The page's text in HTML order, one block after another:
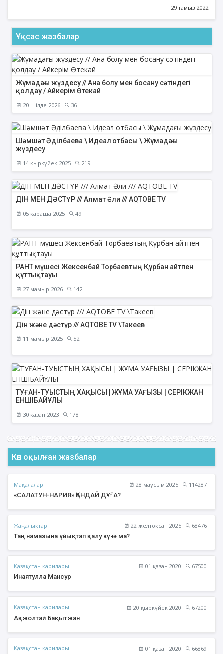
29 тамыз 2022
Ұқсас жазбалар
Жұмадағы жүздесу // Ана болу мен босану сәтіндегі
қолдау / Айкерім Өтекай
20 шілде 2026 36
Шәмшәт Әділбаева \ Идеал отбасы \ Жұмадағы
жүздесу
14 қыркүйек 2025 219
ДІН МЕН ДӘСТҮР /// Алмат Әли /// AQTOBE TV
05 қараша 2025 49
РАНТ мүшесі Жексенбай Торбаевтың Құрбан айтпен
құттықтауы
27 мамыр 2026 142
Дін және дәстүр /// AQTOBE TV \Такеев
11 мамыр 2025 52
ТУҒАН-ТУЫСТЫҢ ХАҚЫСЫ | ЖҰМА УАҒЫЗЫ | СЕРІКЖАН
ЕНШІБАЙҰЛЫ
30 қазан 2023 178
Көп оқылған жазбалар
Мақалалар 28 маусым 2025
114287
«САЛАТУН-НАРИЯ» ҚАНДАЙ ДҰҒА?
Жаңалықтар 22 желтоқсан 2025
68476
Таң намазына ұйықтап қалу күнә ма?
Қазақстан қарилары 01 қазан 2020
67500
Инаятулла Мансур
Қазақстан қарилары 20 қыркүйек 2020
67200
Ақжолтай Бақытжан
Қазақстан қарилары 01 қазан 2020
66869